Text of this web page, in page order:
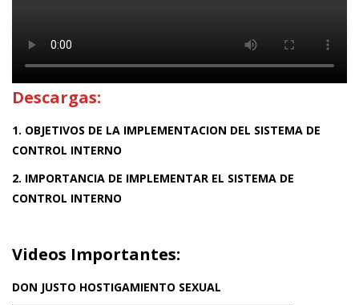
Descargas:
1. OBJETIVOS DE LA IMPLEMENTACION DEL SISTEMA DE
CONTROL INTERNO
2. IMPORTANCIA DE IMPLEMENTAR EL SISTEMA DE
CONTROL INTERNO
Videos Importantes:
DON JUSTO HOSTIGAMIENTO SEXUAL